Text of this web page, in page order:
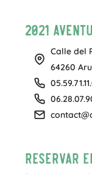
2021
Calle del
64260
Reservar